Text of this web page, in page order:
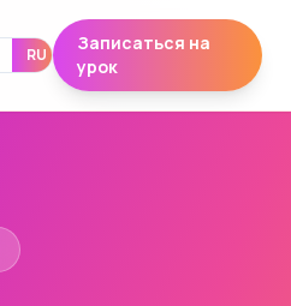
RU
Записаться на
урок